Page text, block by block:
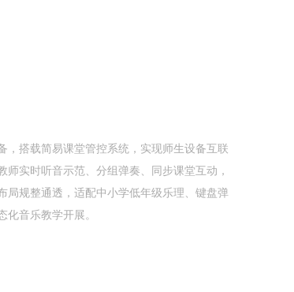
，搭载简易课堂管控系统，实现师生设备互联
实时听音示范、分组弹奏、同步课堂互动，
局规整通透，适配中小学低年级乐理、键盘弹
音乐教学开展。